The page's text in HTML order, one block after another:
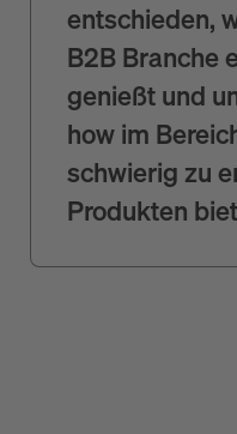
entschieden,
B2B Branche
genießt und
how im
schwierig zu
Produkten